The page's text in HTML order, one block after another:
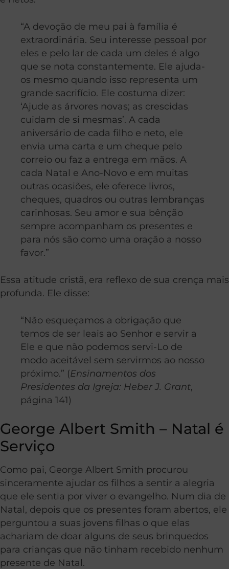
“A devoção de meu pai à família é
extraordinária. Seu interesse pessoal por
eles e pelo lar de cada um deles é algo
que se nota constantemente. Ele ajuda-
os mesmo quando isso representa um
grande sacrifício. Ele costuma dizer:
‘Ajude as árvores novas; as crescidas
cuidam de si mesmas’. A cada
aniversário de cada filho e neto, ele
envia uma carta e um cheque pelo
correio ou faz a entrega em mãos. A
cada Natal e Ano-Novo e em muitas
outras ocasiões, ele oferece livros,
cheques, quadros ou outras lembranças
carinhosas. Seu amor e sua bênção
sempre acompanham os presentes e
para nós são como uma oração a nosso
favor.”
Essa atitude cristã, era reflexo de sua crença mais
profunda. Ele disse:
“Não esqueçamos a obrigação que
temos de ser leais ao Senhor e servir a
Ele e que não podemos servi-Lo de
modo aceitável sem servirmos ao nosso
próximo.” (Ensinamentos dos
Presidentes da Igreja: Heber J. Grant,
página 141)
George Albert Smith – Natal é
Serviço
Como pai, George Albert Smith procurou
sinceramente ajudar os filhos a sentir a alegria
que ele sentia por viver o evangelho. Num dia de
Natal, depois que os presentes foram abertos, ele
perguntou a suas jovens filhas o que elas
achariam de doar alguns de seus brinquedos
para crianças que não tinham recebido nenhum
presente de Natal.